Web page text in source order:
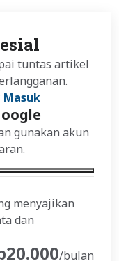
tuntas artikel
Masuk
gunakan akun
menyajikan
dan
/bulan